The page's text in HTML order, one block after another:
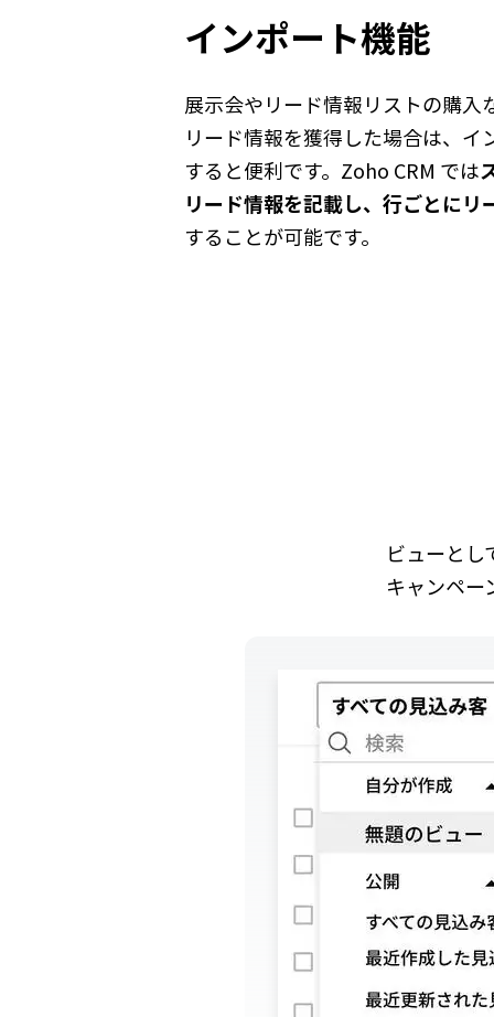
インポート機能
展示会やリード情報リストの購入
リード情報を獲得した場合は、イ
すると便利です。Zoho CRM では
リード情報を記載し、行ごとにリ
することが可能です。
ビューと
キャンペー